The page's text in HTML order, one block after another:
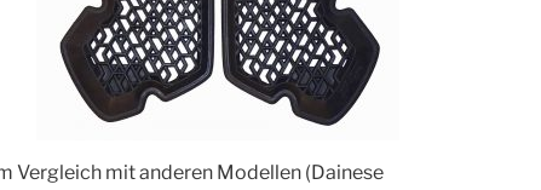
Vergleich mit anderen Modellen (Dainese